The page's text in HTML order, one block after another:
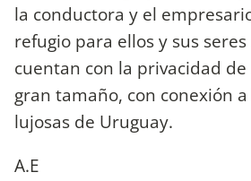
la conductora y el
refugio para ellos y sus
cuentan con la privacidad
gran tamaño, con conexión
lujosas de Uruguay.
A.E